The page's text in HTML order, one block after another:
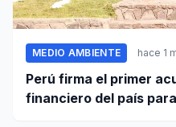
MEDIO AMBIENTE hace 1
Perú firma el primer
financiero del país